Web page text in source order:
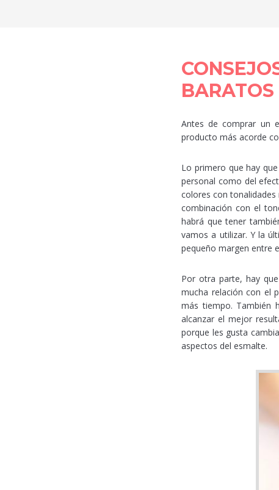
BARATOS
Antes de comprar un
producto más acorde
Lo primero que hay que
personal como del
colores con
combinación con el
habrá que tener
vamos a utilizar. Y la
pequeño margen entre
Por otra parte, hay
mucha relación con el
más tiempo. También
alcanzar el mejor
porque les gusta
aspectos del esmalte.